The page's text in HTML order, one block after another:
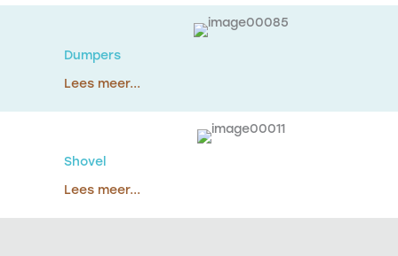
Dumpers
Lees meer...
Shovel
Lees meer...